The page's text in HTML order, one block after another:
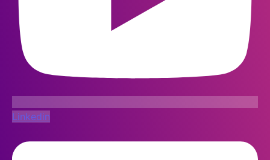
Linkedin